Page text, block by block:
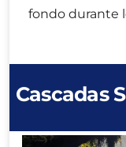
fondo durante
Cascadas